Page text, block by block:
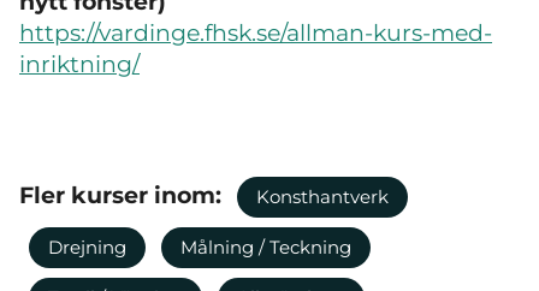
https://vardinge.fhsk.se/allman-kurs-med-
inriktning/
Fler kurser inom: Konsthantverk
Drejning Målning / Teckning